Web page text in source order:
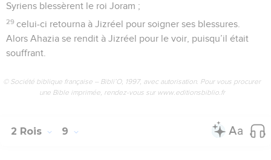
Syriens blessèrent le roi Joram ;
29 celui-ci retourna à Jizréel pour soigner ses blessures.
Alors Ahazia se rendit à Jizréel pour le voir, puisqu’il était
souffrant.
© Société biblique française – Bibli’O, 1997, avec autorisation. Pour vous procurer
une Bible imprimée, rendez-vous sur www.editionsbiblio.fr
2 Rois 9